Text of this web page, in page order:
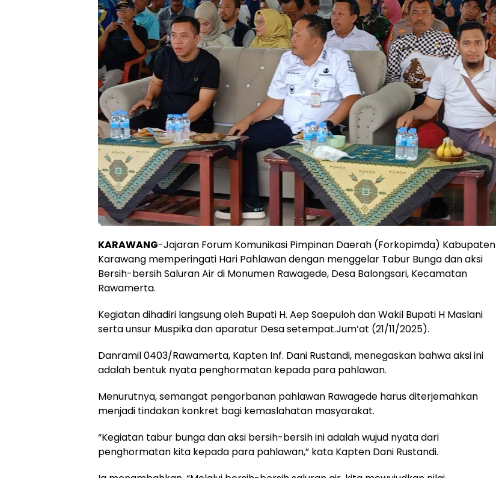
KARAWANG-Jajaran Forum Komunikasi Pimpinan Daerah (Forkopimda) Kabupaten
Karawang memperingati Hari Pahlawan dengan menggelar Tabur Bunga dan aksi
Bersih-bersih Saluran Air di Monumen Rawagede, Desa Balongsari, Kecamatan
Rawamerta.
Kegiatan dihadiri langsung oleh Bupati H. Aep Saepuloh dan Wakil Bupati H Maslani
serta unsur Muspika dan aparatur Desa setempat.Jum’at (21/11/2025).
Danramil 0403/Rawamerta, Kapten Inf. Dani Rustandi, menegaskan bahwa aksi ini
adalah bentuk nyata penghormatan kepada para pahlawan.
Menurutnya, semangat pengorbanan pahlawan Rawagede harus diterjemahkan
menjadi tindakan konkret bagi kemaslahatan masyarakat.
“Kegiatan tabur bunga dan aksi bersih-bersih ini adalah wujud nyata dari
penghormatan kita kepada para pahlawan,” kata Kapten Dani Rustandi.